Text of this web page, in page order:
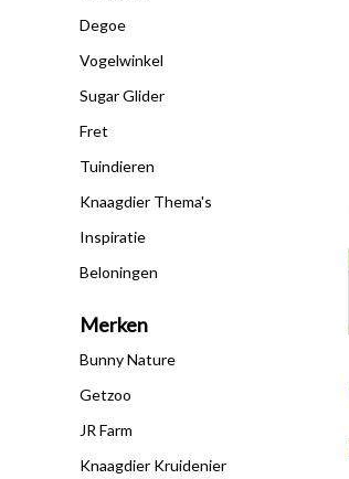
Degoe
Vogelwinkel
Sugar Glider
Fret
Tuindieren
Knaagdier Thema's
Inspiratie
Beloningen
Merken
Bunny Nature
Getzoo
JR Farm
Knaagdier Kruidenier